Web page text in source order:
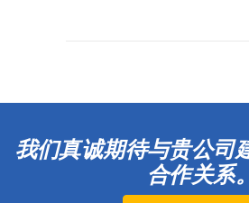
我们真诚期待与贵公司
合作关系。